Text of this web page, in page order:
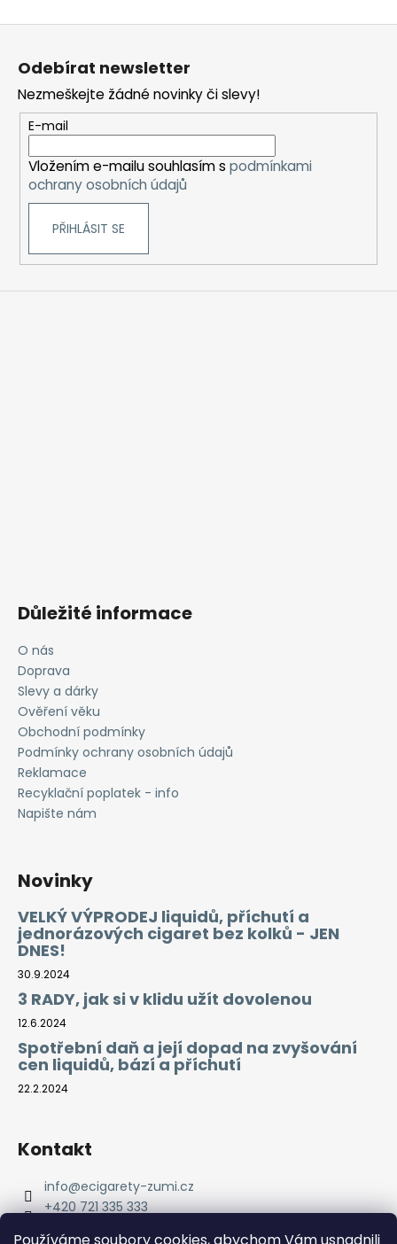
Odebírat newsletter
Nezmeškejte žádné novinky či slevy!
E-mail
Vložením e-mailu souhlasím s podmínkami
ochrany osobních údajů
PŘIHLÁSIT SE
Důležité informace
O nás
Doprava
Slevy a dárky
Ověření věku
Obchodní podmínky
Podmínky ochrany osobních údajů
Reklamace
Recyklační poplatek - info
Napište nám
Novinky
VELKÝ VÝPRODEJ liquidů, příchutí a
jednorázových cigaret bez kolků - JEN
DNES!
30.9.2024
3 RADY, jak si v klidu užít dovolenou
12.6.2024
Spotřební daň a její dopad na zvyšování
cen liquidů, bází a příchutí
22.2.2024
Kontakt
info@ecigarety-zumi.cz
+420 721 335 333